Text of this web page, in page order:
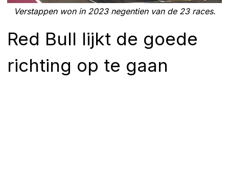
Verstappen won in 2023 negentien van de 23 races.
Red Bull lijkt de goede
richting op te gaan